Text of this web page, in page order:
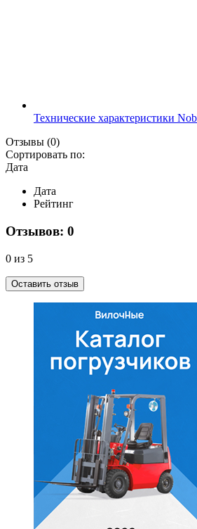
Технические характеристики
Отзывы (0)
Сортировать по:
Дата
Дата
Рейтинг
Отзывов: 0
0 из 5
Оставить отзыв